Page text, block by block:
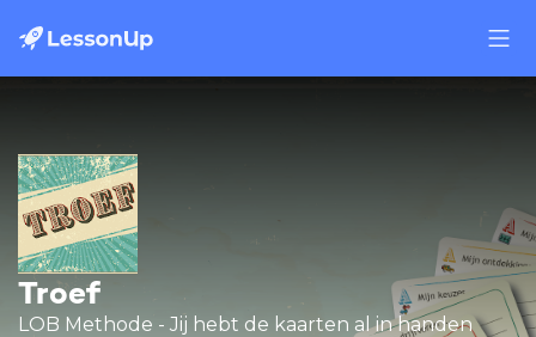
Troef
LOB Methode - Jij hebt de kaarten al in handen